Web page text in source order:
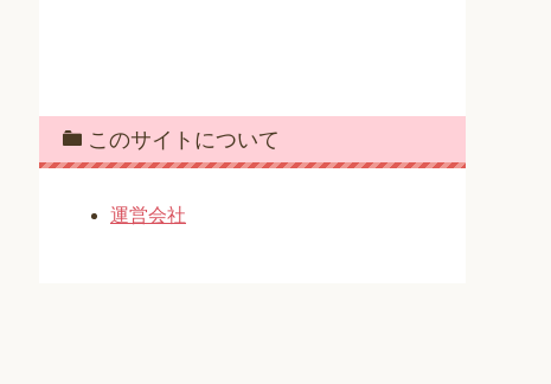
このサイトについて
運営会社